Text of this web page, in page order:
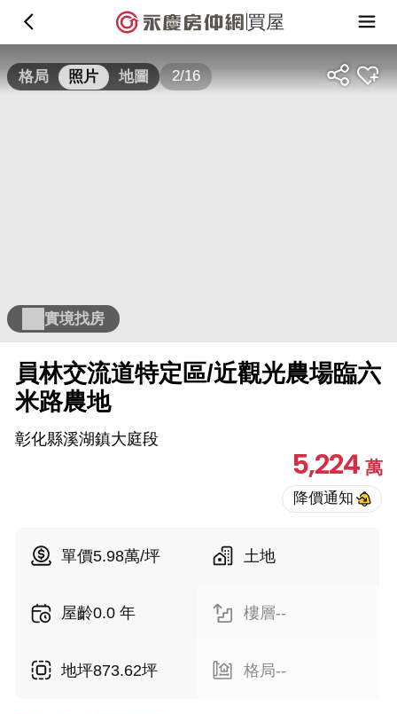
買屋
格局 照片 地圖 2/16
實境找房
員林交流道特定區/近觀光農場臨六
米路農地
彰化縣溪湖鎮大庭段
5,224萬
單價5.98萬/坪 土地
屋齡0.0 年 樓層--
地坪873.62坪 格局--